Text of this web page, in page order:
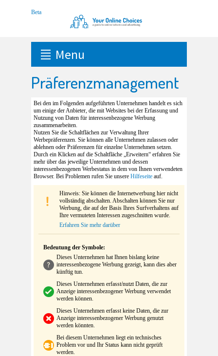
Menu
Präferenzmanagement
Bei den im Folgenden aufgeführten Unternehmen handelt es sich
um einige der Anbieter, die mit Websites bei der Erfassung und
Nutzung von Daten für interessenbezogene Werbung
zusammenarbeiten.
Nutzen Sie die Schaltflächen zur Verwaltung Ihrer
Werbepräferenzen. Sie können alle Unternehmen zulassen oder
ablehnen oder Präferenzen für einzelne Unternehmen setzen.
Durch ein Klicken auf die Schaltfläche „Erweitern“ erfahren Sie
mehr über das jeweilige Unternehmen und dessen
interessenbezogenen Werbestatus in dem von Ihnen verwendeten
Browser. Bei Problemen rufen Sie unsere Hilfeseite auf.
Hinweis: Sie können die Internetwerbung hier nicht
vollständig abschalten. Abschalten können Sie nur
Werbung, die auf der Basis Ihres Surfverhaltens auf
Ihre vermuteten Interessen zugeschnitten wurde.
Erfahren Sie mehr darüber
Bedeutung der Symbole:
Dieses Unternehmen hat Ihnen bislang keine
interessenbezogene Werbung gezeigt, kann dies aber
künftig tun.
Dieses Unternehmen erfasst/nutzt Daten, die zur
Anzeige interessenbezogener Werbung verwendet
werden können.
Dieses Unternehmen erfasst keine Daten, die zur
Anzeige interessenbezogener Werbung genutzt
werden könnten.
Bei diesem Unternehmen liegt ein technisches
Problem vor und Ihr Status kann nicht geprüft
werden.